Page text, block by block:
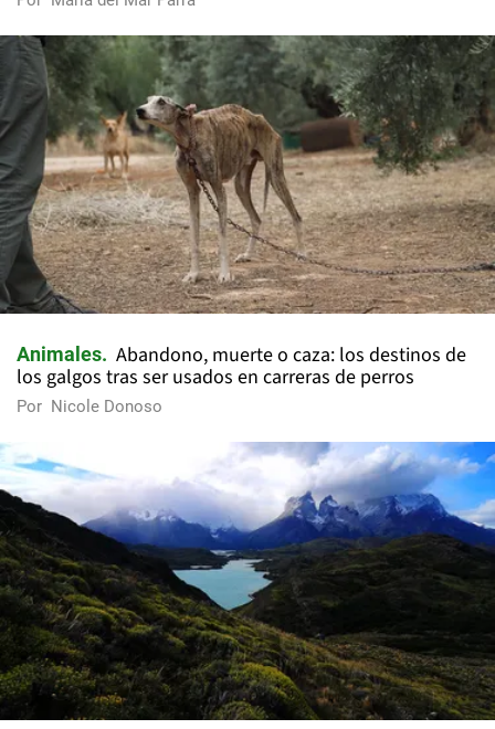
Animales
Abandono, muerte o caza: los destinos de
los galgos tras ser usados en carreras de perros
Por Nicole Donoso